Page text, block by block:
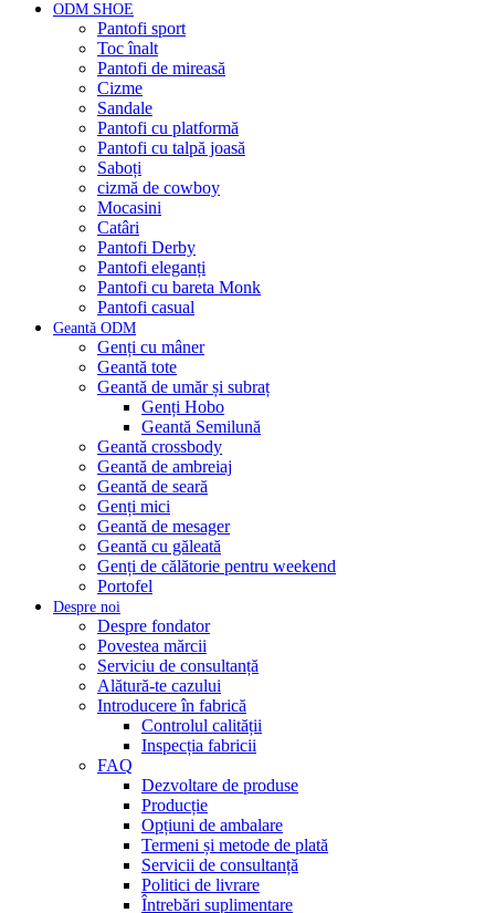
ODM SHOE
Pantofi sport
Toc înalt
Pantofi de mireasă
Cizme
Sandale
Pantofi cu platformă
Pantofi cu talpă joasă
Saboți
cizmă de cowboy
Mocasini
Catâri
Pantofi Derby
Pantofi eleganți
Pantofi cu bareta Monk
Pantofi casual
Geantă ODM
Genți cu mâner
Geantă tote
Geantă de umăr și subraț
Genți Hobo
Geantă Semilună
Geantă crossbody
Geantă de ambreiaj
Geantă de seară
Genți mici
Geantă de mesager
Geantă cu găleată
Genți de călătorie pentru weekend
Portofel
Despre noi
Despre fondator
Povestea mărcii
Serviciu de consultanță
Alătură-te cazului
Introducere în fabrică
Controlul calității
Inspecția fabricii
FAQ
Dezvoltare de produse
Producție
Opțiuni de ambalare
Termeni și metode de plată
Servicii de consultanță
Politici de livrare
Întrebări suplimentare